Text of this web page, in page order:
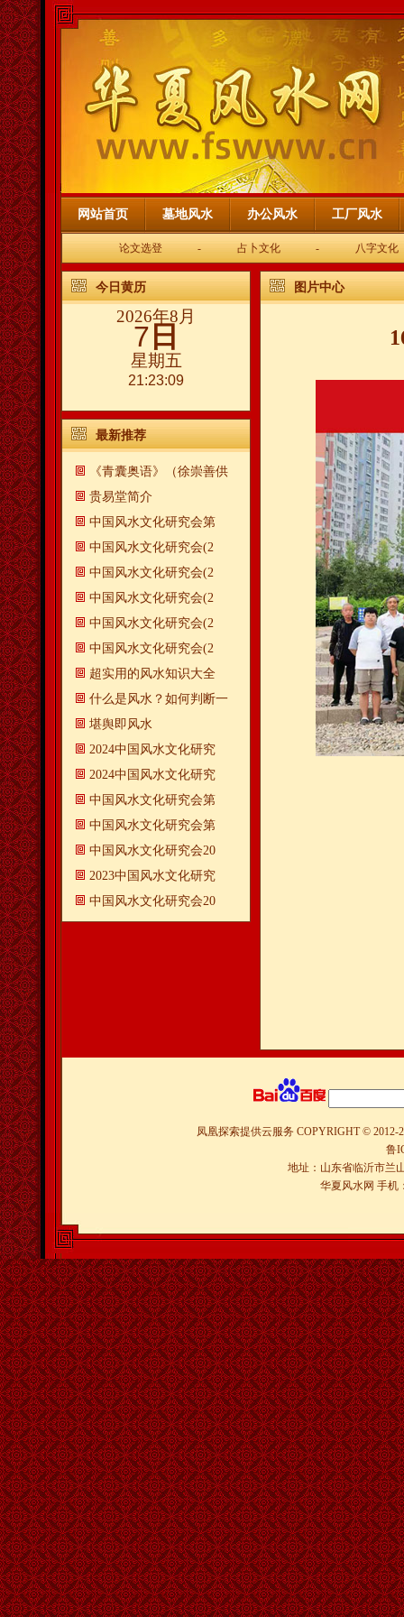
网站首页 墓地风水 办公风水 工厂风水
论文选登 - 占卜文化 - 八字文化
今日黄历
2026年8月
7 日
星期五
21:23:10
最新推荐
《青囊奥语》（徐崇善供
贵易堂简介
中国风水文化研究会第
中国风水文化研究会(2
中国风水文化研究会(2
中国风水文化研究会(2
中国风水文化研究会(2
中国风水文化研究会(2
超实用的风水知识大全
什么是风水？如何判断一
​堪舆即风水
2024中国风水文化研究
2024中国风水文化研究
中国风水文化研究会第
中国风水文化研究会第
中国风水文化研究会20
2023中国风水文化研究
中国风水文化研究会20
图片中心
凤凰探索提供云服务 COPYRIGHT © 2012-
鲁
地址：山东省临沂市兰
华夏风水网 手机